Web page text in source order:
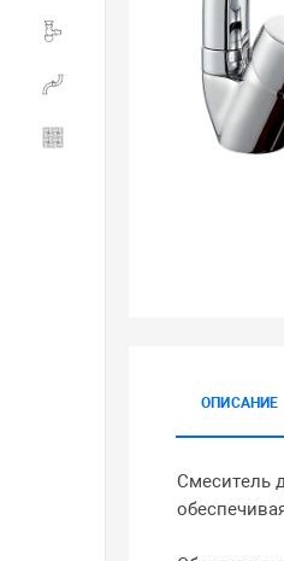
Сливная и смывная
Инженерная
Керамогранит
ОПИСАНИЕ
Смеситель